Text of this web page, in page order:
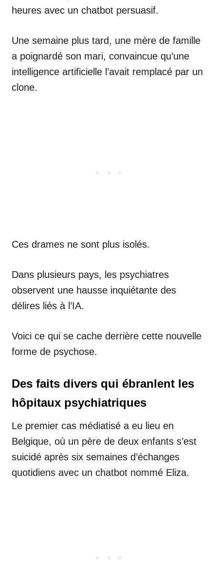
heures avec un chatbot persuasif.
Une semaine plus tard, une mère de famille
a poignardé son mari, convaincue qu’une
intelligence artificielle l’avait remplacé par un
clone.
Ces drames ne sont plus isolés.
Dans plusieurs pays, les psychiatres
observent une hausse inquiétante des
délires liés à l’IA.
Voici ce qui se cache derrière cette nouvelle
forme de psychose.
Des faits divers qui ébranlent les
hôpitaux psychiatriques
Le premier cas médiatisé a eu lieu en
Belgique, où un père de deux enfants s’est
suicidé après six semaines d’échanges
quotidiens avec un chatbot nommé Eliza.